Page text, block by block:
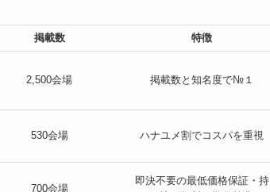
掲載数 特徴
2,500会場 掲載数と知名度で№１
530会場 ハナユメ割でコスパを重視
700会場
即決不要の最低価格保証・持